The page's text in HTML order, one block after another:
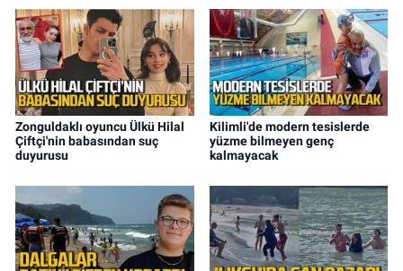
Zonguldaklı oyuncu Ülkü Hilal
Çiftçi'nin babasından suç
duyurusu
Kilimli'de modern tesislerde
yüzme bilmeyen genç
kalmayacak